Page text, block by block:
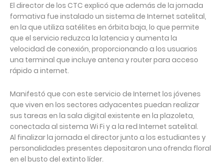
El director de los CTC explicó que además de la jornada
formativa fue instalado un sistema de Internet satelital,
en la que utiliza satélites en órbita baja, lo que permite
que el servicio reduzca la latencia y aumenta la
velocidad de conexión, proporcionando a los usuarios
una terminal que incluye antena y router para acceso
rápido a internet.
Manifestó que con este servicio de Internet los jóvenes
que viven en los sectores adyacentes puedan realizar
sus tareas en la sala digital existente en la plazoleta,
conectada al sistema Wi Fi y a la red Internet satelital.
Al finalizar la jornada el director junto a los estudiantes y
personalidades presentes depositaron una ofrenda floral
en el busto del extinto líder.